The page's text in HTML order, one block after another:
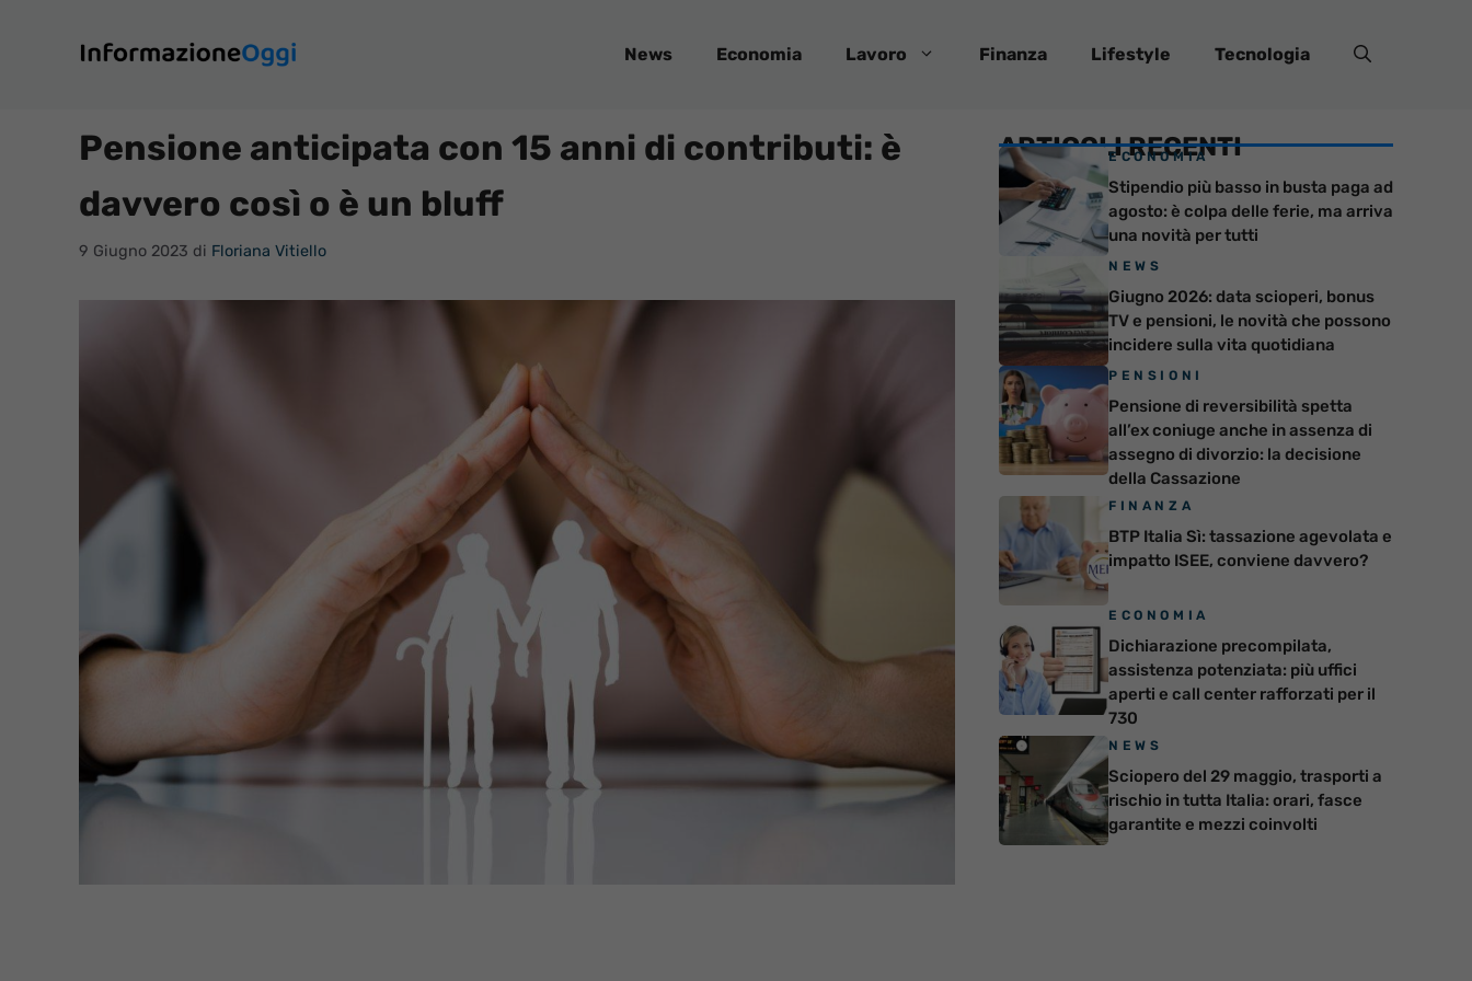
contenuto
News Economia Lavoro Finanza Lifestyle Tecnologia
Pensione anticipata con 15 anni di contributi: è
davvero così o è un bluff
9 Giugno 2023 di Floriana Vitiello
ARTICOLI RECENTI
ECONOMIA
Stipendio più basso in busta paga ad
agosto: è colpa delle ferie, ma arriva
una novità per tutti
NEWS
Giugno 2026: data scioperi, bonus
TV e pensioni, le novità che possono
incidere sulla vita quotidiana
PENSIONI
Pensione di reversibilità spetta
all’ex coniuge anche in assenza di
assegno di divorzio: la decisione
della Cassazione
FINANZA
BTP Italia Sì: tassazione agevolata e
impatto ISEE, conviene davvero?
ECONOMIA
Dichiarazione precompilata,
assistenza potenziata: più uffici
aperti e call center rafforzati per il
730
NEWS
Sciopero del 29 maggio, trasporti a
rischio in tutta Italia: orari, fasce
garantite e mezzi coinvolti